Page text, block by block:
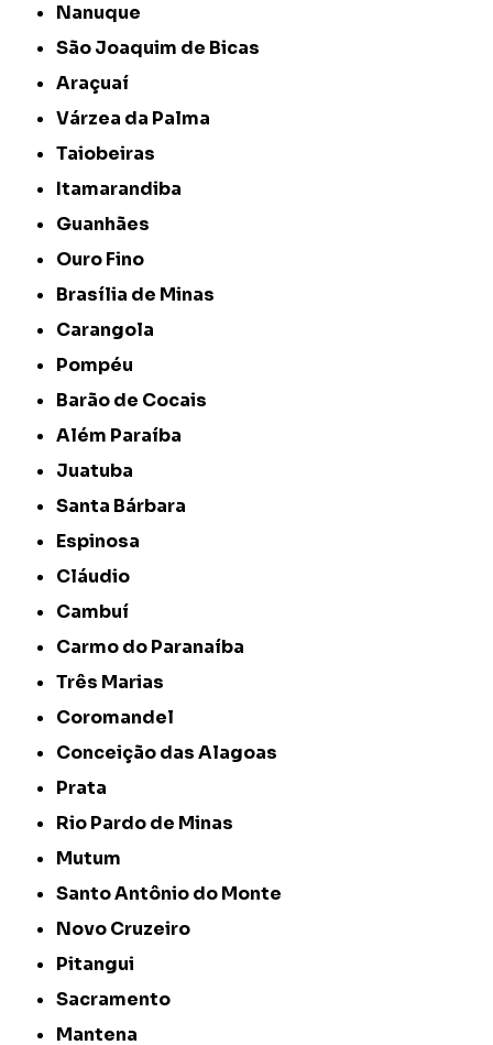
Nanuque
São Joaquim de Bicas
Araçuaí
Várzea da Palma
Taiobeiras
Itamarandiba
Guanhães
Ouro Fino
Brasília de Minas
Carangola
Pompéu
Barão de Cocais
Além Paraíba
Juatuba
Santa Bárbara
Espinosa
Cláudio
Cambuí
Carmo do Paranaíba
Três Marias
Coromandel
Conceição das Alagoas
Prata
Rio Pardo de Minas
Mutum
Santo Antônio do Monte
Novo Cruzeiro
Pitangui
Sacramento
Mantena